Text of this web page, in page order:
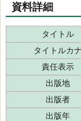
資料詳細
タイトル
タイトルカナ
責任表示
出版地
出版者
出版年